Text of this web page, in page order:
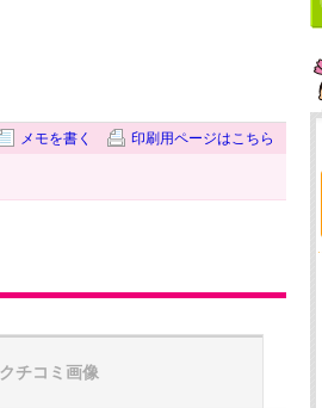
メモを書く 印刷用ページはこちら
クチコミ画像